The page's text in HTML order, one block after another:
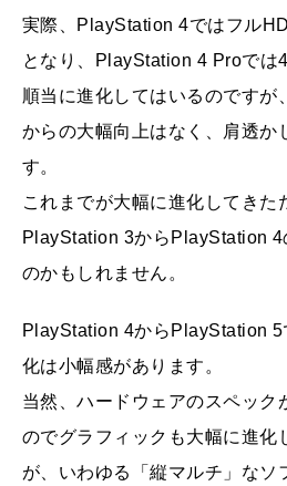
実際、PlayStation 4ではフル
となり、PlayStation 4 Proでは
順当に進化してはいるのですが
からの大幅向上はなく、肩透か
す。
これまでが大幅に進化してきた
PlayStation 3からPlayStation 4
のかもしれません。
PlayStation 4からPlayStation 5
化は小幅感があります。
当然、ハードウェアのスペック
のでグラフィックも大幅に進化
が、いわゆる「縦マルチ」なソ